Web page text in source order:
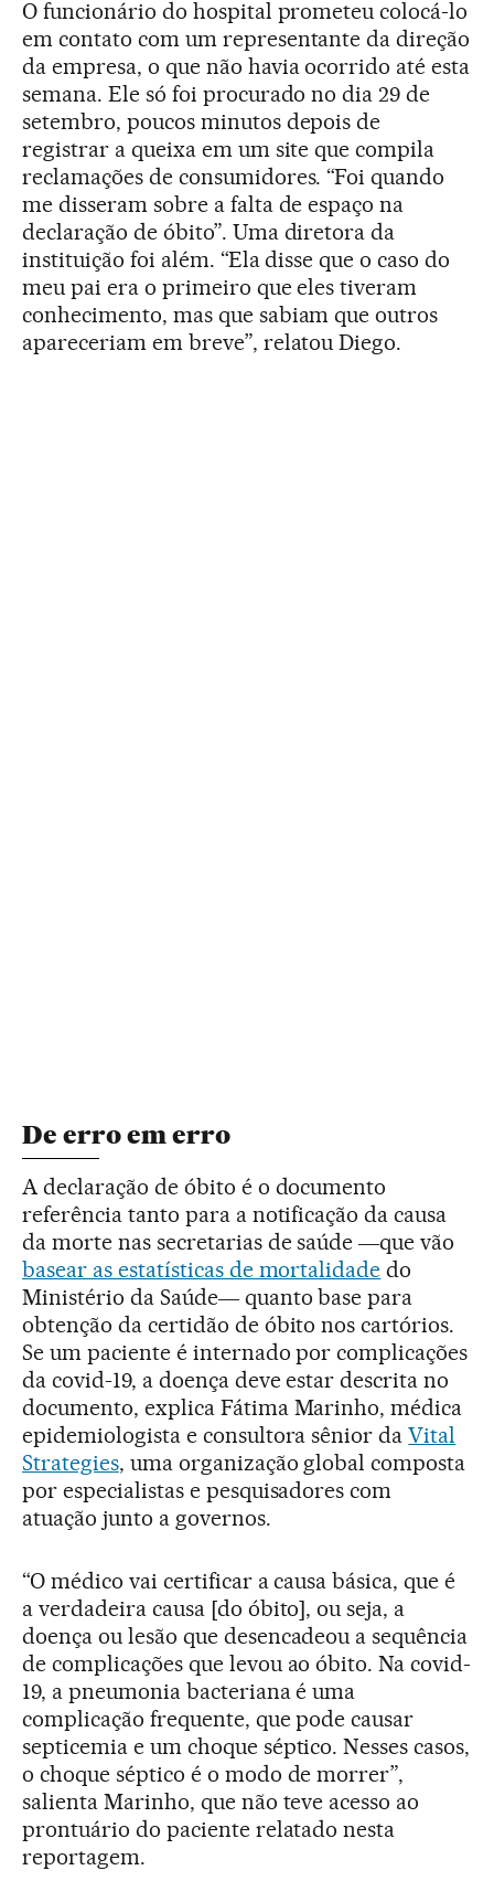
O funcionário do hospital prometeu colocá-lo
em contato com um representante da direção
da empresa, o que não havia ocorrido até esta
semana. Ele só foi procurado no dia 29 de
setembro, poucos minutos depois de
registrar a queixa em um site que compila
reclamações de consumidores. “Foi quando
me disseram sobre a falta de espaço na
declaração de óbito”. Uma diretora da
instituição foi além. “Ela disse que o caso do
meu pai era o primeiro que eles tiveram
conhecimento, mas que sabiam que outros
apareceriam em breve”, relatou Diego.
De erro em erro
A declaração de óbito é o documento
referência tanto para a notificação da causa
da morte nas secretarias de saúde ―que vão
basear as estatísticas de mortalidade do
Ministério da Saúde― quanto base para
obtenção da certidão de óbito nos cartórios.
Se um paciente é internado por complicações
da covid-19, a doença deve estar descrita no
documento, explica Fátima Marinho, médica
epidemiologista e consultora sênior daVital
Strategies, uma organização global composta
por especialistas e pesquisadores com
atuação junto a governos.
“O médico vai certificar a causa básica, que é
a verdadeira causa [do óbito], ou seja, a
doença ou lesão que desencadeou a sequência
de complicações que levou ao óbito. Na covid-
19, a pneumonia bacteriana é uma
complicação frequente, que pode causar
septicemia e um choque séptico. Nesses casos,
o choque séptico é o modo de morrer”,
salienta Marinho, que não teve acesso ao
prontuário do paciente relatado nesta
reportagem.